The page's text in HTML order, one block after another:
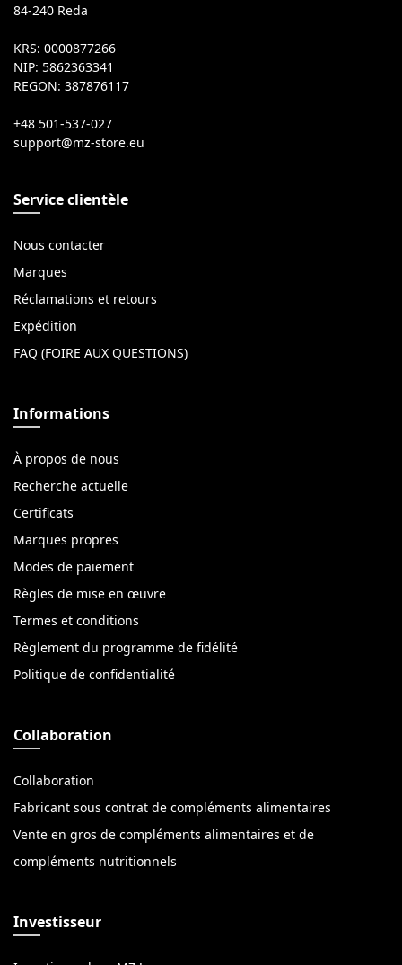
84-240 Reda
KRS: 0000877266
NIP: 5862363341
REGON: 387876117
+48 501-537-027
Service clientèle
Nous contacter
Marques
Réclamations et retours
Expédition
FAQ (FOIRE AUX QUESTIONS)
Informations
À propos de nous
Recherche actuelle
Certificats
Marques propres
Modes de paiement
Règles de mise en œuvre
Termes et conditions
Règlement du programme de fidélité
Politique de confidentialité
Collaboration
Collaboration
Fabricant sous contrat de compléments alimentaires
Vente en gros de compléments alimentaires et de
compléments nutritionnels
Investisseur